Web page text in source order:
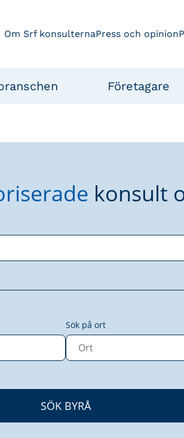
Om Srf konsulternaPress och opinion
Företagare
konsult
Sök på ort